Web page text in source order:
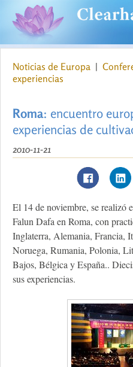
Noticias de Europa |
experiencias
Roma: encuentro
experiencias de
2010-11-21
El 14 de noviembre, se realizó
Falun Dafa en Roma, con
Inglaterra, Alemania, Francia,
Noruega, Rumania, Polonia,
Bajos, Bélgica y España..
sus experiencias.